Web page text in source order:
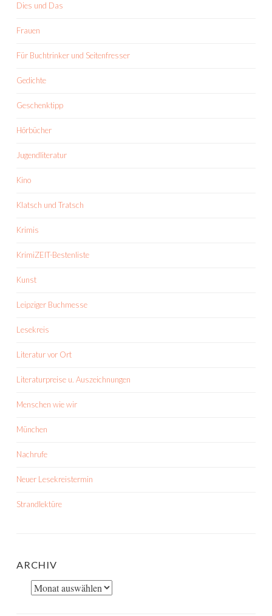
Dies und Das
Frauen
Für Buchtrinker und Seitenfresser
Gedichte
Geschenktipp
Hörbücher
Jugendliteratur
Kino
Klatsch und Tratsch
Krimis
KrimiZEIT-Bestenliste
Kunst
Leipziger Buchmesse
Lesekreis
Literatur vor Ort
Literaturpreise u. Auszeichnungen
Menschen wie wir
München
Nachrufe
Neuer Lesekreistermin
Strandlektüre
ARCHIV
Archiv